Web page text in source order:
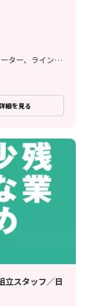
検査、組立・組付け、マシンオペレーター、ライン作業、塗装
細を見る
立スタッフ／日